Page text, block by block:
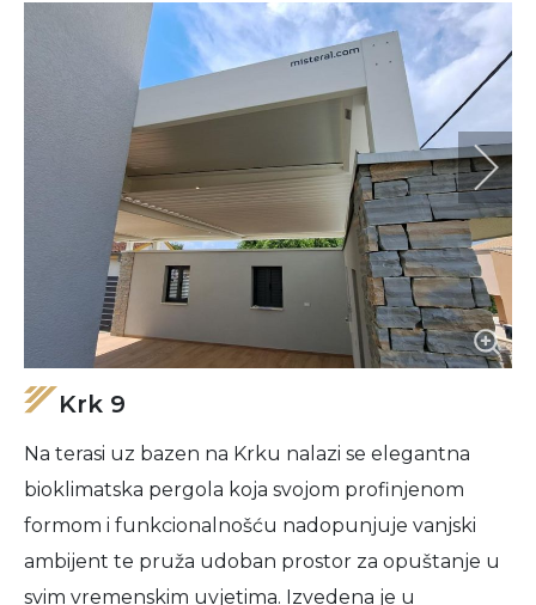
Krk 9
Na terasi uz bazen na Krku nalazi se elegantna
bioklimatska pergola koja svojom profinjenom
formom i funkcionalnošću nadopunjuje vanjski
ambijent te pruža udoban prostor za opuštanje u
svim vremenskim uvjetima. Izvedena je u